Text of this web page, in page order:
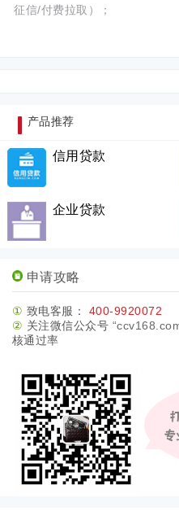
征信/付费拉取）；
产品推荐
信用贷款
企业贷款
申请攻略
① 致电客服： 400-9920072
② 关注微信公众号
核通过率